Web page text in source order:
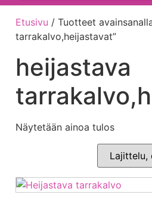
Etusivu / Tuotteet
tarrakalvo,heijastavat”
heijastava
Näytetään ainoa tulos